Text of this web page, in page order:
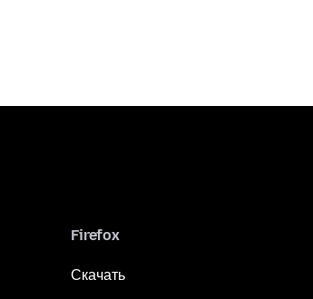
Firefox
Скачать